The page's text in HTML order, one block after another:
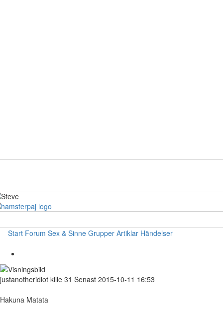
Start Forum Sex & Sinne Grupper Artiklar Händelser
justanotheridiot kille 31 Senast 2015-10-11 16:53
Hakuna Matata